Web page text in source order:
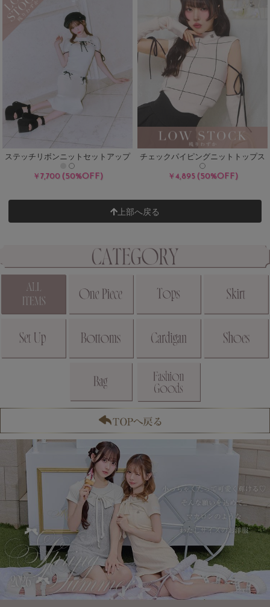
ステッチリボンニットセットアップ
￥7,700(50%OFF)
チェックパイピングニットトップス
￥4,895 (50%OFF)
上部へ戻る